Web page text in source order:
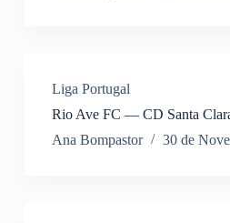
Liga Portugal
Rio Ave FC — CD Santa
Ana Bompastor
30 de